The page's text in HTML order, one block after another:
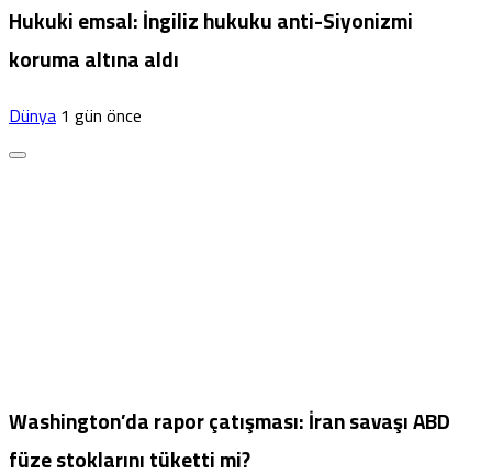
Hukuki emsal: İngiliz hukuku anti-Siyonizmi
koruma altına aldı
Dünya1 gün önce
Washington’da rapor çatışması: İran savaşı ABD
füze stoklarını tüketti mi?